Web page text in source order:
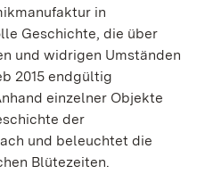
in
Geschichte, die über
und widrigen Umständen
2015 endgültig
einzelner Objekte
der
und beleuchtet die
Blütezeiten.